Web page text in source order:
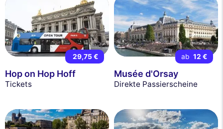
29,75 €
Hop on Hop Hoff
Tickets
ab 12 €
Musée d'Orsay
Direkte Passierscheine